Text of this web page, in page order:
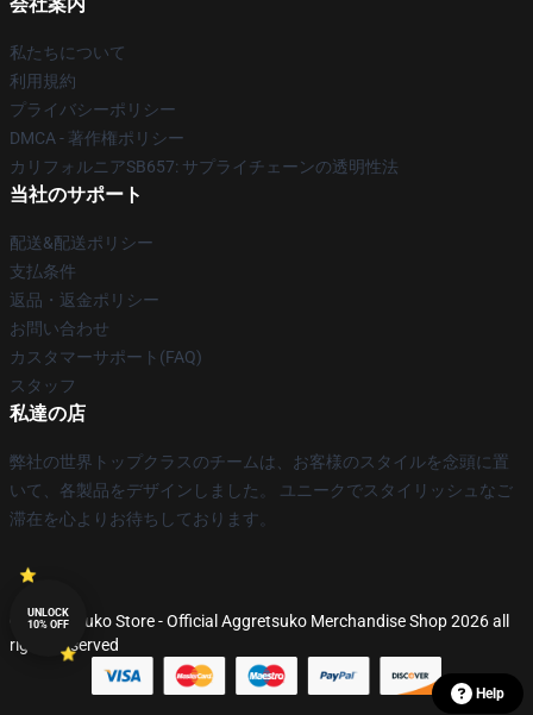
私たちについて
利用規約
プライバシーポリシー
DMCA - 著作権ポリシー
カリフォルニアSB657: サプライチェーンの透明性法
当社のサポート
配送&配送ポリシー
支払条件
返品・返金ポリシー
お問い合わせ
カスタマーサポート(FAQ)
スタッフ
私達の店
弊社の世界トップクラスのチームは、お客様のスタイルを念頭に置
いて、各製品をデザインしました。 ユニークでスタイリッシュなご
滞在を心よりお待ちしております。
© Aggretsuko Store - Official Aggretsuko Merchandise Shop 2026 all
rights reserved
Help
UNLOCK
10% OFF